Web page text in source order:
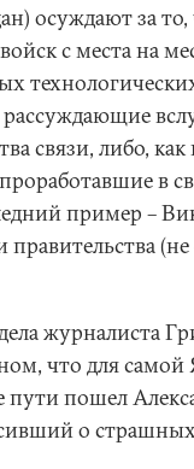
осуждают за то,
с места на
связи, либо, как
в
пример –
журналиста
что для самой
пошел
о